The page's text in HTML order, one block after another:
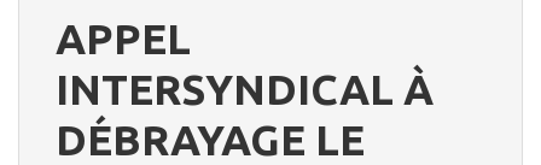
APPEL
INTERSYNDICAL À
DÉBRAYAGE LE